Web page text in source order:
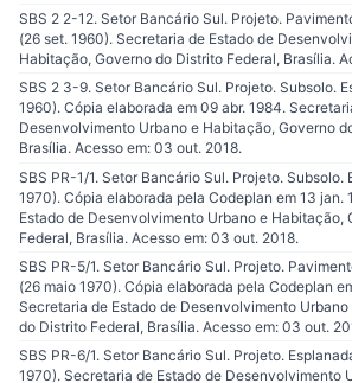
SBS 2 2-12. Setor Bancário Sul. Projeto.
(26 set. 1960). Secretaria de Estado de
Habitação, Governo do Distrito Federal, Brasília.
SBS 2 3-9. Setor Bancário Sul. Projeto. Subsolo.
1960). Cópia elaborada em 09 abr. 1984.
Desenvolvimento Urbano e Habitação, Governo
Brasília. Acesso em: 03 out. 2018.
SBS PR-1/1. Setor Bancário Sul. Projeto. Subsolo.
1970). Cópia elaborada pela Codeplan em 13 jan.
Estado de Desenvolvimento Urbano e Habitação,
Federal, Brasília. Acesso em: 03 out. 2018.
SBS PR-5/1. Setor Bancário Sul. Projeto.
(26 maio 1970). Cópia elaborada pela Codeplan
Secretaria de Estado de Desenvolvimento
do Distrito Federal, Brasília. Acesso em: 03 out.
SBS PR-6/1. Setor Bancário Sul. Projeto.
1970). Secretaria de Estado de Desenvolvimento